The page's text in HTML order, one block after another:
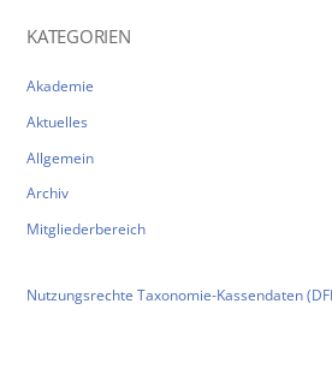
KATEGORIEN
Akademie
Aktuelles
Allgemein
Archiv
Mitgliederbereich
Nutzungsrechte Taxonomie-Kassendaten